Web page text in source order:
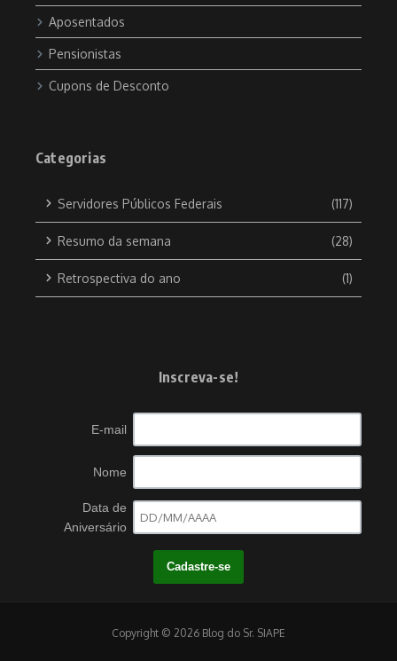
Aposentados
Pensionistas
Cupons de Desconto
Categorias
Servidores Públicos Federais (117)
Resumo da semana (28)
Retrospectiva do ano (1)
Inscreva-se!
E-mail
Nome
Data de
Aniversário
Copyright © 2026 Blog do Sr. SIAPE